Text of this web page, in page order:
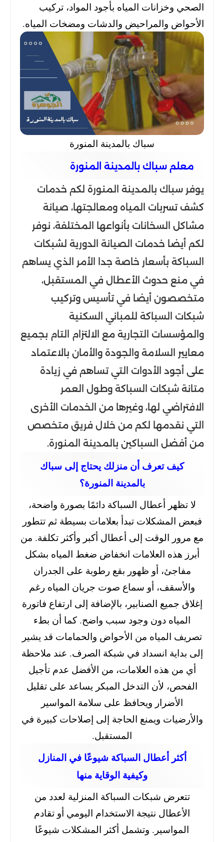
الصحي وخزانات المياه بأجود المواد، تركيب
الأحواض والمراحيض والدشات ومضخات المياه.
سباك بالمدينة المنورة
معلم سباك بالمدينة المنورة
يوفر سباك بالمدينة المنورة لكم خدمات
كشف تسربات المياه ومعالجتها، صيانة
مشاكل السخانات بأنواعها المختلفة، نوفر
لكم أيضا خدمات الصيانة الدورية لشبكات
السباكة بأسعار خاصة جدا الأمر الذي يساهم
في منع حدوث الأعطال في المستقبل،
متخصصون أيضا في تأسيس وتركيب
شبكات السباكة للمباني السكنية
والمؤسسات التجارية مع الالتزام التام بجميع
معايير السلامة والجودة والأمان بالاعتماد
على أجود الأدوات التي تساهم في زيادة
متانة شبكات السباكة وطول العمر
الافتراضي لها، وغيرها من الخدمات الأخرى
التي نقدمها لكم من خلال فريق متخصص
من أفضل السباكين بالمدينة المنورة.
كيف تعرف أن منزلك يحتاج إلى سباك
بالمدينة المنورة؟
لا تظهر أعطال السباكة دائمًا بصورة واضحة،
فبعض المشكلات تبدأ بعلامات بسيطة ثم تتطور
مع مرور الوقت إلى أعطال أكبر وأكثر تكلفة. من
أبرز هذه العلامات انخفاض ضغط المياه بشكل
مفاجئ، أو ظهور بقع رطوبة على الجدران
والأسقف، أو سماع صوت جريان المياه رغم
إغلاق جميع الصنابير، بالإضافة إلى ارتفاع فاتورة
المياه دون وجود سبب واضح. كما أن بطء
تصريف المياه من الأحواض والحمامات قد يشير
إلى بداية انسداد في شبكة الصرف. عند ملاحظة
أي من هذه العلامات، من الأفضل عدم تأجيل
الفحص، لأن التدخل المبكر يساعد على تقليل
الأضرار ويحافظ على سلامة المواسير
والأرضيات ويمنع الحاجة إلى إصلاحات كبيرة في
المستقبل.
أكثر أعطال السباكة شيوعًا في المنازل
وكيفية الوقاية منها
تتعرض شبكات السباكة المنزلية لعدد من
الأعطال نتيجة الاستخدام اليومي أو تقادم
المواسير. وتشمل أكثر المشكلات شيوعًا